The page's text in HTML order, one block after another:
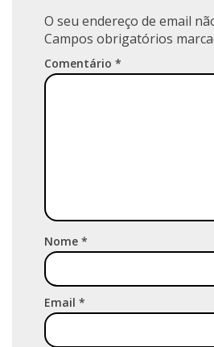
O seu endereço de email
Campos obrigatórios
Comentário *
Nome *
Email *